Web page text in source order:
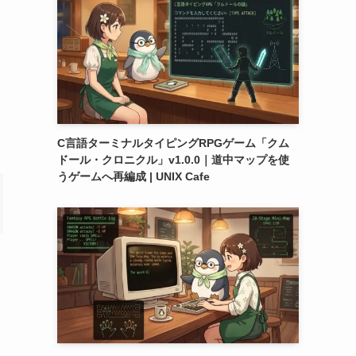
C言語ターミナルタイピングRPGゲーム「クム
ドール・クロニクル」v1.0.0｜道中マップを使
うゲームへ再編成 | UNIX Cafe